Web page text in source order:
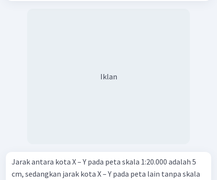
Iklan
Jarak antara kota X – Y pada peta skala 1:20.000 adalah 5
cm, sedangkan jarak kota X – Y pada peta lain tanpa skala